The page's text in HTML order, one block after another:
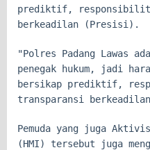
prediktif,
berkeadilan (Presisi).
"Polres Padang Lawas
penegak hukum, jadi
bersikap prediktif,
transparansi
Pemuda yang juga
(HMI) tersebut juga